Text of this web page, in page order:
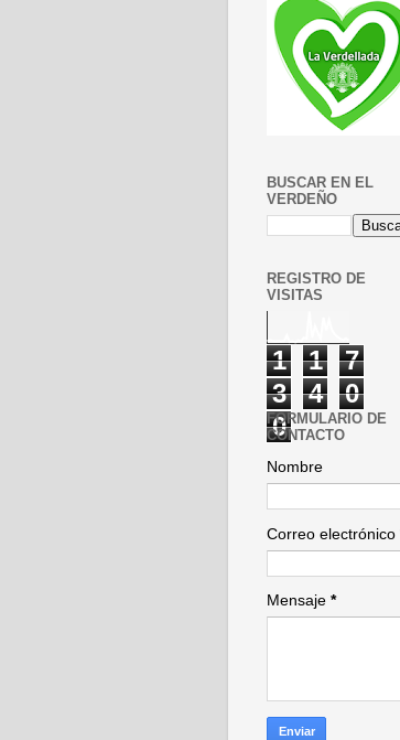
BUSCAR EN EL
VERDEÑO
REGISTRO DE
VISITAS
1 1
7
3
4
0
0
FORMULARIO DE
CONTACTO
Nombre
Correo electrónico
Mensaje *